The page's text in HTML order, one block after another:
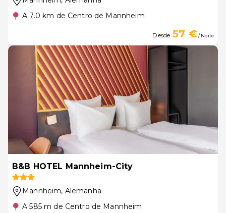
A 7.0 km de Centro de Mannheim
Desde 57 €/ Noite
B&B HOTEL Mannheim-City
Mannheim, Alemanha
A 585 m de Centro de Mannheim